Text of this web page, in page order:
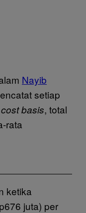
Nayib
setiap
cost basis, total
rata
ketika
juta) per